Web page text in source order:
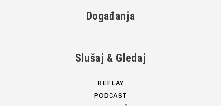
Događanja
Slušaj & Gledaj
REPLAY
PODCAST